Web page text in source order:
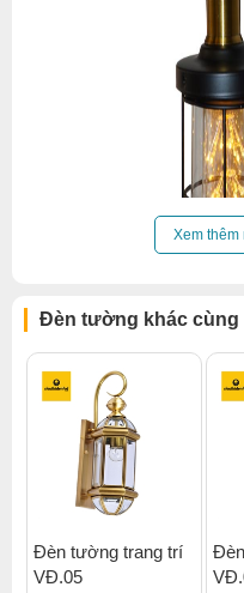
Click để xem thêm chiết
Xem thêm
Đèn tường khác cùng
Đèn tường trang trí
VĐ.05